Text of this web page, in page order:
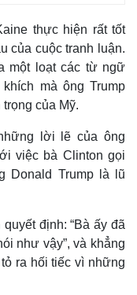
khoán
thực hiện rất tốt
của cuộc tranh luận.
một loạt các từ ngữ
mà ông Trump
của Mỹ.
lời lẽ của ông
việc bà Clinton gọi
Donald Trump là lũ
định: “Bà ấy đã
như vậy”, và khẳng
ra hối tiếc vì những